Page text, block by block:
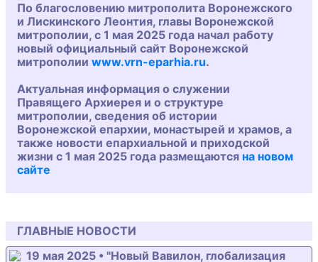
По благословению митрополита Воронежского
и Лискинского Леонтия, главы Воронежской
митрополии, с 1 мая 2025 года начал работу
новый официальный сайт Воронежской
митрополии www.vrn-eparhia.ru.
Актуальная информация о служении
Правящего Архиерея и о структуре
митрополии, сведения об истории
Воронежской епархии, монастырей и храмов, а
также новости епархиальной и приходской
жизни с 1 мая 2025 года размещаются на новом
сайте
ГЛАВНЫЕ НОВОСТИ
19 мая 2025 • "Новый Вавилон, глобализация